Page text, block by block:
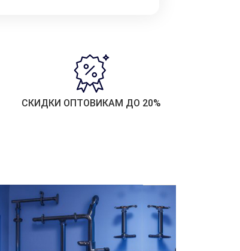
СКИДКИ ОПТОВИКАМ ДО 20%